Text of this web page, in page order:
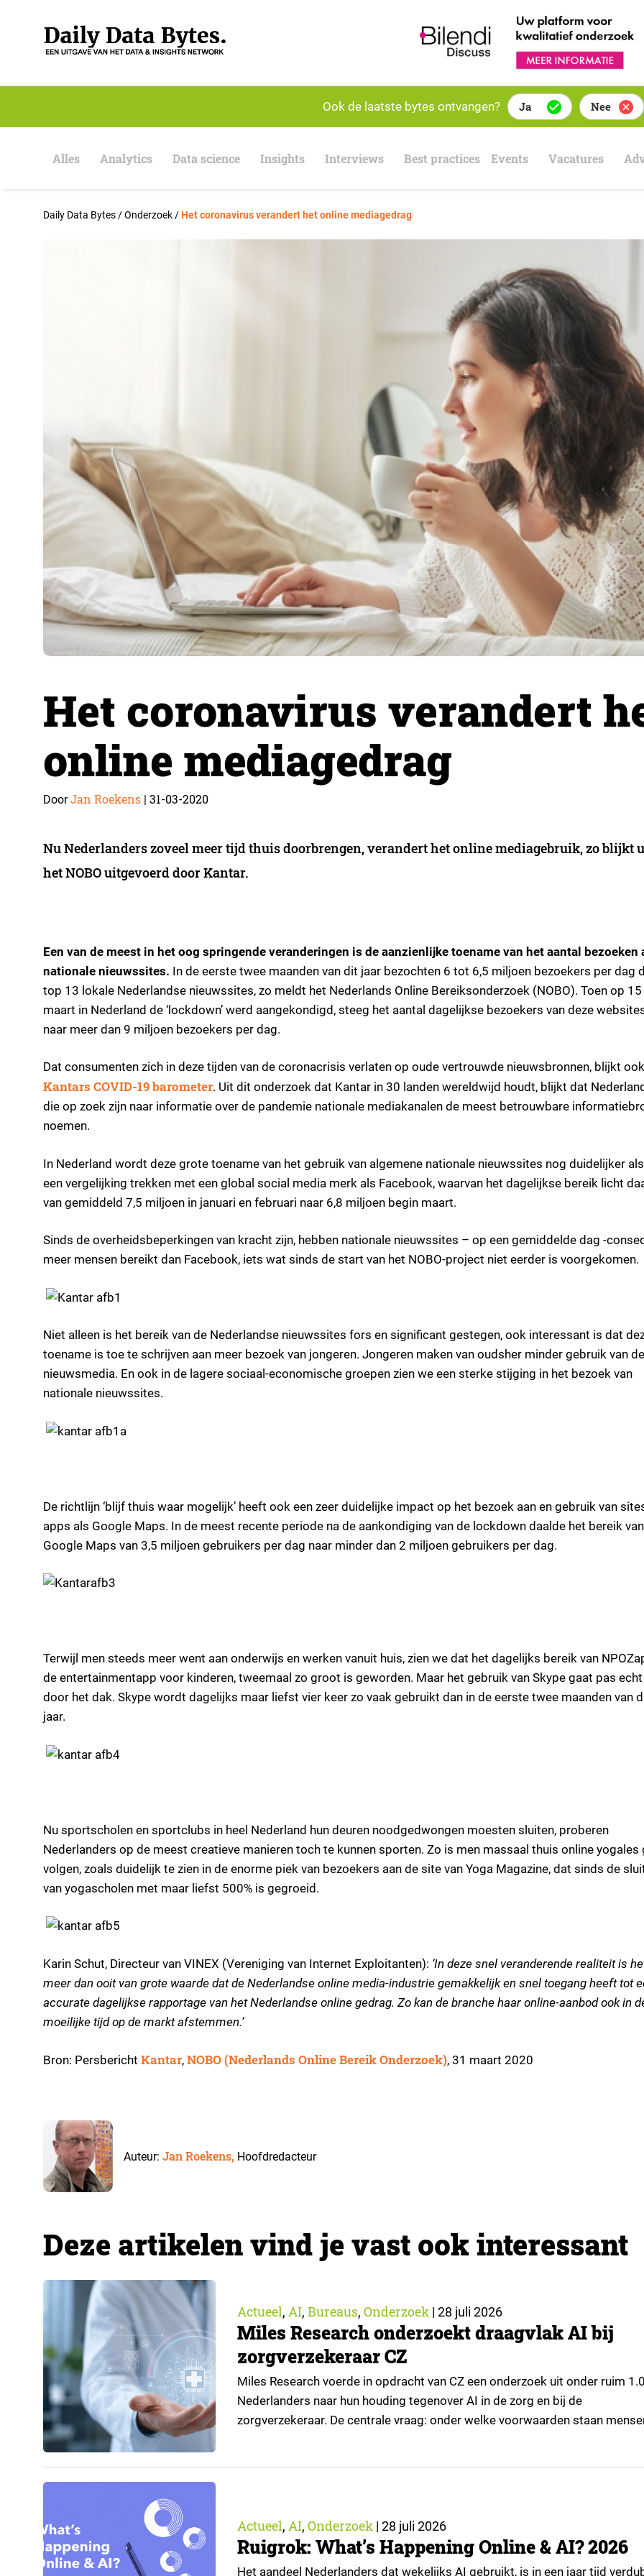
o
n
Ook de laatste bytes ontvangen? Ja Nee
Alles Analytics Data science Insights Interviews Best practices Events Vacatures
Daily Data Bytes /Onderzoek /Het coronavirus verandert het online mediagedrag
Het coronavirus verandert
online mediagedrag
DoorJan Roekens | 31-03-2020
Nu Nederlanders zoveel meer tijd thuis doorbrengen, verandert het online mediagebruik, zo blijkt
het NOBO uitgevoerd door Kantar.
Een van de meest in het oog springende veranderingen is de aanzienlijke toename van het aantal bezoeken
nationale nieuwssites. In de eerste twee maanden van dit jaar bezochten 6 tot 6,5 miljoen bezoekers per dag
top 13 lokale Nederlandse nieuwssites, zo meldt het Nederlands Online Bereiksonderzoek (NOBO). Toen op 15
maart in Nederland de ‘lockdown’ werd aangekondigd, steeg het aantal dagelijkse bezoekers van deze
naar meer dan 9 miljoen bezoekers per dag.
Dat consumenten zich in deze tijden van de coronacrisis verlaten op oude vertrouwde nieuwsbronnen, blijkt
Kantars COVID-19 barometer. Uit dit onderzoek dat Kantar in 30 landen wereldwijd houdt, blijkt dat
die op zoek zijn naar informatie over de pandemie nationale mediakanalen de meest betrouwbare
noemen.
In Nederland wordt deze grote toename van het gebruik van algemene nationale nieuwssites nog duidelijker
een vergelijking trekken met een global social media merk als Facebook, waarvan het dagelijkse bereik licht
van gemiddeld 7,5 miljoen in januari en februari naar 6,8 miljoen begin maart.
Sinds de overheidsbeperkingen van kracht zijn, hebben nationale nieuwssites – op een gemiddelde dag -
meer mensen bereikt dan Facebook, iets wat sinds de start van het NOBO-project niet eerder is voorgekomen.
Niet alleen is het bereik van de Nederlandse nieuwssites fors en significant gestegen, ook interessant is dat
toename is toe te schrijven aan meer bezoek van jongeren. Jongeren maken van oudsher minder gebruik van
nieuwsmedia. En ook in de lagere sociaal-economische groepen zien we een sterke stijging in het bezoek van
nationale nieuwssites.
De richtlijn ‘blijf thuis waar mogelijk’ heeft ook een zeer duidelijke impact op het bezoek aan en gebruik van
apps als Google Maps. In de meest recente periode na de aankondiging van de lockdown daalde het bereik van
Google Maps van 3,5 miljoen gebruikers per dag naar minder dan 2 miljoen gebruikers per dag.
Terwijl men steeds meer went aan onderwijs en werken vanuit huis, zien we dat het dagelijks bereik van
de entertainmentapp voor kinderen, tweemaal zo groot is geworden. Maar het gebruik van Skype gaat pas echt
door het dak. Skype wordt dagelijks maar liefst vier keer zo vaak gebruikt dan in de eerste twee maanden van
jaar.
Nu sportscholen en sportclubs in heel Nederland hun deuren noodgedwongen moesten sluiten, proberen
Nederlanders op de meest creatieve manieren toch te kunnen sporten. Zo is men massaal thuis online yogales
volgen, zoals duidelijk te zien in de enorme piek van bezoekers aan de site van Yoga Magazine, dat sinds de
van yogascholen met maar liefst 500% is gegroeid.
Karin Schut, Directeur van VINEX (Vereniging van Internet Exploitanten): ‘In deze snel veranderende realiteit is
meer dan ooit van grote waarde dat de Nederlandse online media-industrie gemakkelijk en snel toegang heeft tot
accurate dagelijkse rapportage van het Nederlandse online gedrag. Zo kan de branche haar online-aanbod ook in
moeilijke tijd op de markt afstemmen.’
Bron: Persbericht Kantar, NOBO (Nederlands Online Bereik Onderzoek), 31 maart 2020
Auteur: Jan Roekens, Hoofdredacteur
Deze artikelen vind je vast ook interessant
Actueel, AI, Bureaus, Onderzoek | 28 juli 2026
Miles Research onderzoekt draagvlak AI bij
zorgverzekeraar CZ
Miles Research voerde in opdracht van CZ een onderzoek uit onder ruim
Nederlanders naar hun houding tegenover AI in de zorg en bij de
zorgverzekeraar. De centrale vraag: onder welke voorwaarden staan
Actueel, AI, Onderzoek | 28 juli 2026
Ruigrok: What’s Happening Online & AI? 2026
Het aandeel Nederlanders dat wekelijks AI gebruikt, is in een jaar tijd